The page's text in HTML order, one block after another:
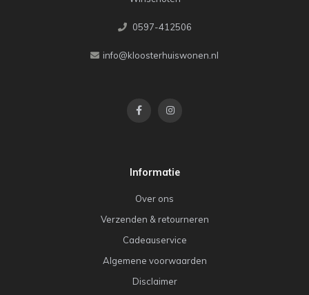
0597-412506
info@kloosterhuiswonen.nl
Informatie
Over ons
Verzenden & retourneren
Cadeauservice
Algemene voorwaarden
Disclaimer